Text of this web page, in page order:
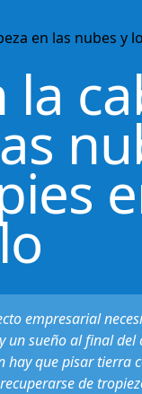
la
empresarial
un sueño al final del
hay que pisar tierra
de